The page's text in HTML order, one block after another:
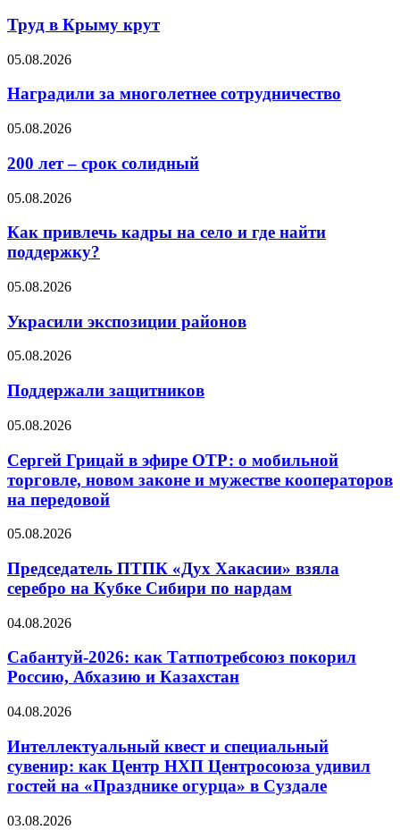
Труд в Крыму крут
05.08.2026
Наградили за многолетнее сотрудничество
05.08.2026
200 лет – срок солидный
05.08.2026
Как привлечь кадры на село и где найти
поддержку?
05.08.2026
Украсили экспозиции районов
05.08.2026
Поддержали защитников
05.08.2026
Сергей Грицай в эфире ОТР: о мобильной
торговле, новом законе и мужестве кооператоров
на передовой
05.08.2026
Председатель ПТПК «Дух Хакасии» взяла
серебро на Кубке Сибири по нардам
04.08.2026
Сабантуй-2026: как Татпотребсоюз покорил
Россию, Абхазию и Казахстан
04.08.2026
Интеллектуальный квест и специальный
сувенир: как Центр НХП Центросоюза удивил
гостей на «Празднике огурца» в Суздале
03.08.2026